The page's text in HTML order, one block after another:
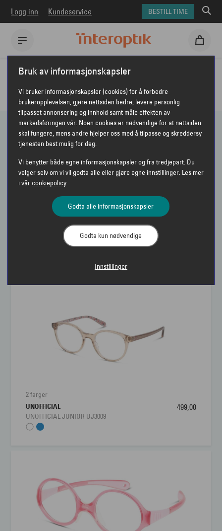
Logg inn Kundeservice BESTILL TIME
Interoptik Briller
BRILLER FRA INTEROPTIK
118 PRODUKTER
Vis bare nyheter
Sorter etter Anbefalt
VIS FILTER
brillestylister hjelper deg å finne de beste brillene for
akkurat dine behov. Kanskje
progressive briller
riktige for deg?
Her vises et representativt utvalg av våre innfatninger
Briller bestilles i din
at du kan være trygg på at du får riktige glass og med
2 farger
UNOFFICIAL
UNOFFICIAL JUNIOR UJ3009
499,00
Bruk av informasjonskapsler
Vi bruker informasjonskapsler (cookies) for å forbedre
brukeropplevelsen, gjøre nettsiden bedre, levere personlig
tilpasset annonsering og innhold samt måle effekten av
markedsføringen vår. Noen cookies er nødvendige for at nettsiden
skal fungere, mens andre hjelper oss med å tilpasse og skreddersy
tjenesten best mulig for deg.
Vi benytter både egne informasjonskapsler og fra tredjepart. Du
velger selv om vi vil godta alle eller gjøre egne innstillinger. Les mer
i vår cookiepolicy
Godta alle informasjonskapsler
Godta kun nødvendige
Innstillinger